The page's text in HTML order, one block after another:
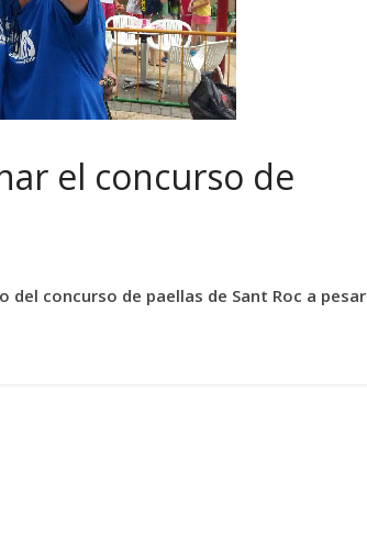
el concurso de
concurso de paellas de Sant Roc a pesar